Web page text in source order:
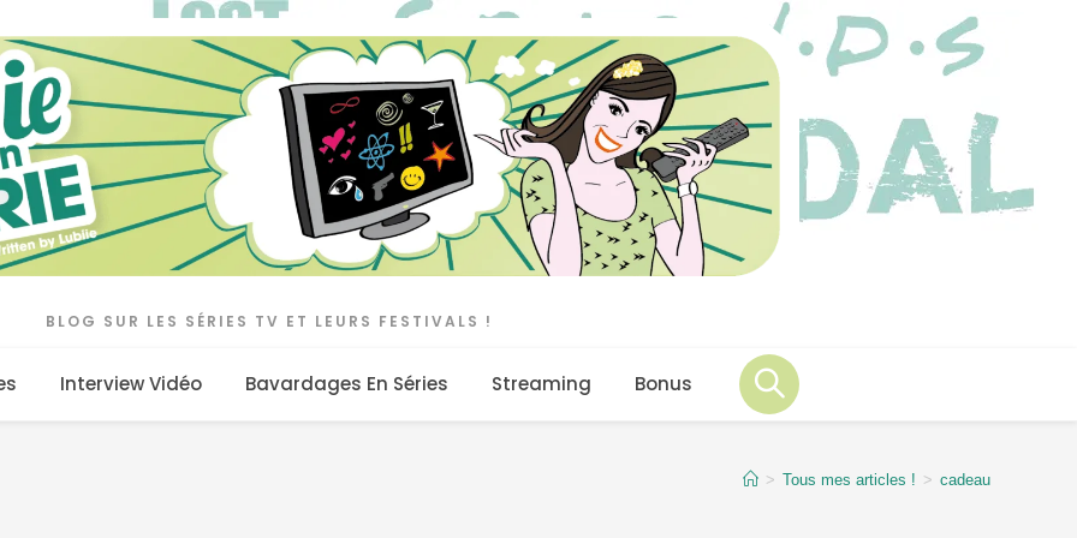
BLOG SUR LES SÉRIES TV ET LEURS FESTIVALS !
Interview Vidéo Bavardages En Séries Streaming Bonus
> Tous mes articles ! > cadeau